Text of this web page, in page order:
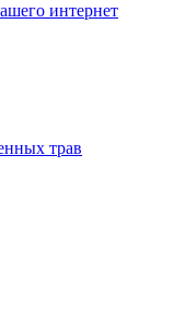
интернет
трав